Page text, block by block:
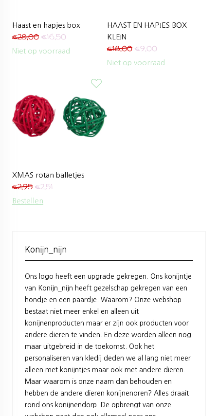
Haast en hapjes box
€28,00 €16,50
Niet op voorraad
HAAST EN HAPJES BOX
KLEIN
€18,00 €9,00
Niet op voorraad
XMAS rotan balletjes
€2,95 €2,51
Bestellen
Konijn_nijn
Ons logo heeft een upgrade gekregen. Ons konijntje
van Konijn_nijn heeft gezelschap gekregen van een
hondje en een paardje. Waarom? Onze webshop
bestaat niet meer enkel en alleen uit
konijnenproducten maar er zijn ook producten voor
andere dieren te vinden. En deze worden alleen nog
maar uitgebreid in de toekomst. Ook het
personaliseren van kledij deden we al lang niet meer
alleen met konijntjes maar ook met andere dieren.
Maar waarom is onze naam dan behouden en
hebben de andere dieren konijnenoren? Alles draait
rond ons konijnendorp. De opbrengt van onze